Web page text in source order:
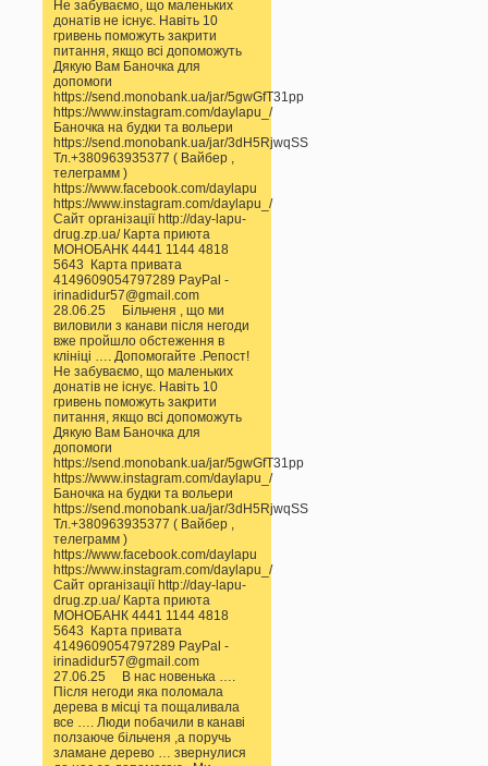
Не забуваємо, що маленьких
донатів не існує. Навіть 10
гривень поможуть закрити
питання, якщо всі допоможуть
Дякую Вам Баночка для
допомоги
https://send.monobank.ua/jar/5gwGfT31pp
https://www.instagram.com/daylapu_/
Баночка на будки та вольери
https://send.monobank.ua/jar/3dH5RjwqSS
Тл.+380963935377 ( Вайбер ,
телеграмм )
https://www.facebook.com/daylapu
https://www.instagram.com/daylapu_/
Сайт організації http://day-lapu-
drug.zp.ua/ Карта приюта
МОНОБАНК 4441 1144 4818
5643 Карта привата
4149609054797289 PayPal -
irinadidur57@gmail.com
28.06.25 Більченя , що ми
виловили з канави після негоди
вже пройшло обстеження в
клініці …. Допомогайте .Репост!
Не забуваємо, що маленьких
донатів не існує. Навіть 10
гривень поможуть закрити
питання, якщо всі допоможуть
Дякую Вам Баночка для
допомоги
https://send.monobank.ua/jar/5gwGfT31pp
https://www.instagram.com/daylapu_/
Баночка на будки та вольери
https://send.monobank.ua/jar/3dH5RjwqSS
Тл.+380963935377 ( Вайбер ,
телеграмм )
https://www.facebook.com/daylapu
https://www.instagram.com/daylapu_/
Сайт організації http://day-lapu-
drug.zp.ua/ Карта приюта
МОНОБАНК 4441 1144 4818
5643 Карта привата
4149609054797289 PayPal -
irinadidur57@gmail.com
27.06.25 В нас новенька ….
Після негоди яка поломала
дерева в місці та пощаливала
все …. Люди побачили в канаві
ползаюче більченя ,а поручь
зламане дерево … звернулися